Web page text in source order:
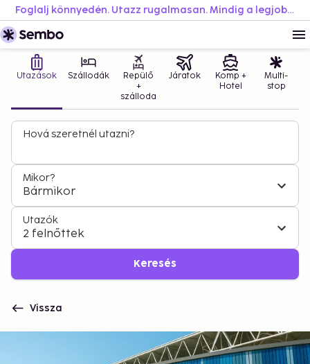
Foglalj könnyedén. Utazz rugalmasan. Mindig a legjobb áron.
Utazások Szállodák
Repülő
+
szálloda
Járatok
Komp +
Hotel
Multi-
stop
Hová szeretnél utazni?
Mikor?
Bármikor
Utazók
2 felnőttek
Keresés
Vissza